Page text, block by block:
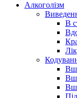
Алкоголізм
В